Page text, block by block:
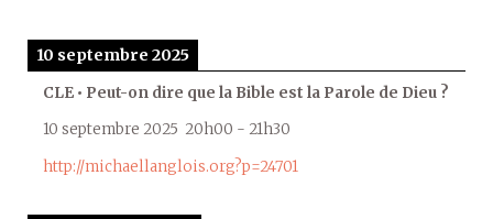
10 septembre 2025
CLE • Peut-on dire que la Bible est la Parole de Dieu ?
10 septembre 2025 20h00 - 21h30
http://michaellanglois.org?p=24701